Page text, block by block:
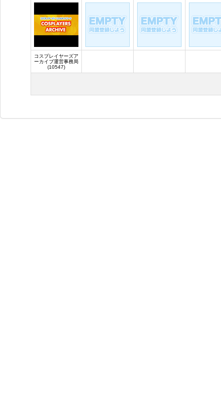
コスプレイヤーズア
ーカイブ運営事務局
(10547)